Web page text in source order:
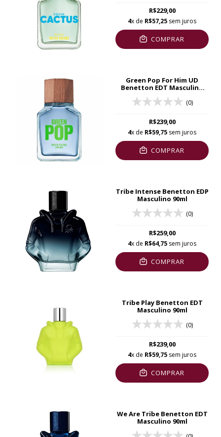
R$229,00
4x de R$57,25 sem juros
COMPRAR
Green Pop For Him UD
Benetton EDT Masculino
100ml
(0)
R$239,00
4x de R$59,75 sem juros
COMPRAR
Tribe Intense Benetton EDP
Masculino 90ml
(0)
R$259,00
4x de R$64,75 sem juros
COMPRAR
Tribe Play Benetton EDT
Masculino 90ml
(0)
R$239,00
4x de R$59,75 sem juros
COMPRAR
We Are Tribe Benetton EDT
Masculino 90ml